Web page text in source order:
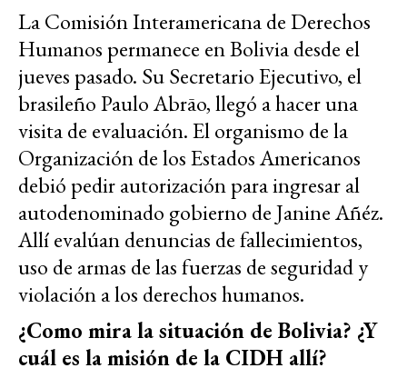
La Comisión Interamericana de Derechos
Humanos permanece en Bolivia desde el
jueves pasado. Su Secretario Ejecutivo, el
brasileño Paulo Abrāo, llegó a hacer una
visita de evaluación. El organismo de la
Organización de los Estados Americanos
debió pedir autorización para ingresar al
autodenominado gobierno de Janine Añéz.
Allí evalúan denuncias de fallecimientos,
uso de armas de las fuerzas de seguridad y
violación a los derechos humanos.
¿Como mira la situación de Bolivia? ¿Y
cuál es la misión de la CIDH allí?